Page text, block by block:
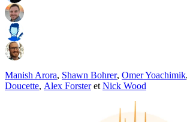
Manish Arora, Shawn Bohrer, Omer Yoachimik,
Doucette, Alex Forsteret Nick Wood